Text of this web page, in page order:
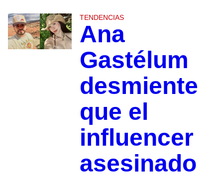
TENDENCIAS
Ana
Gastélum
desmiente
que el
influencer
asesinado